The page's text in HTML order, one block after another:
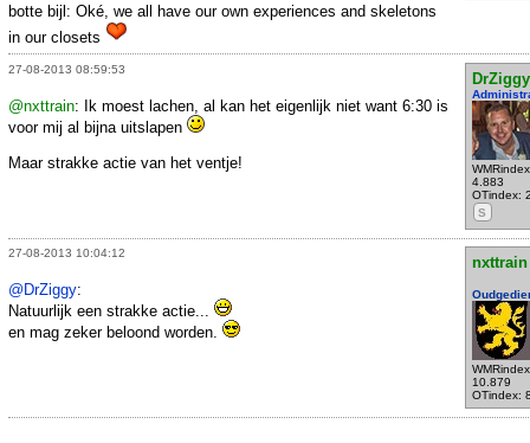
botte bijl: Oké, we all have our own experiences and skeletons
in our closets
27-08-2013 08:59:53
DrZiggy
4.883
OTindex:
S
@nxttrain: Ik moest lachen, al kan het eigenlijk niet want 6:30 is
voor mij al bijna uitslapen
Maar strakke actie van het ventje!
27-08-2013 10:04:12
nxttrain
10.879
OTindex:
@DrZiggy:
Natuurlijk een strakke actie...
en mag zeker beloond worden.